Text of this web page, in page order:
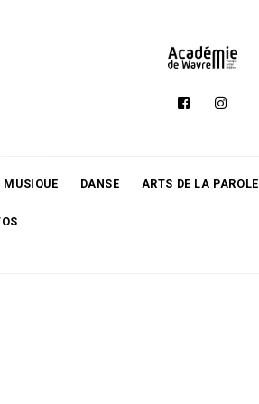
MUSIQUE DANSE ARTS DE LA PAROLE